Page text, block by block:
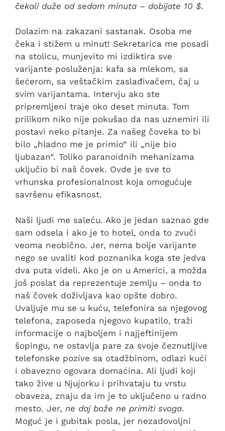
čekali duže od sedam minuta – dobijate 10 $.
Dolazim na zakazani sastanak. Osoba me
čeka i stižem u minut! Sekretarica me posadi
na stolicu, munjevito mi izdiktira sve
varijante posluženja: kafa sa mlekom, sa
šećerom, sa veštačkim zaslađivačem, čaj u
svim varijantama. Intervju ako ste
pripremljeni traje oko deset minuta. Tom
prilikom niko nije pokušao da nas uznemiri ili
postavi neko pitanje. Za našeg čoveka to bi
bilo „hladno me je primio“ ili „nije bio
ljubazan“. Toliko paranoidnih mehanizama
uključio bi naš čovek. Ovde je sve to
vrhunska profesionalnost koja omogućuje
savršenu efikasnost.
Naši ljudi me saleću. Ako je jedan saznao gde
sam odsela i ako je to hotel, onda to zvuči
veoma neobično. Jer, nema bolje varijante
nego se uvaliti kod poznanika koga ste jedva
dva puta videli. Ako je on u Americi, a možda
još poslat da reprezentuje zemlju – onda to
naš čovek doživljava kao opšte dobro.
Uvaljuje mu se u kuću, telefonira sa njegovog
telefona, zaposeda njegovo kupatilo, traži
informacije o najboljem i najjeftinijem
šopingu, ne ostavlja pare za svoje čeznutljive
telefonske pozive sa otadžbinom, odlazi kući
i obavezno ogovara domaćina. Ali ljudi koji
tako žive u Njujorku i prihvataju tu vrstu
obaveza, znaju da im je to uključeno u radno
mesto. Jer, ne daj bože ne primiti svoga.
Moguć je i gubitak posla, jer nezadovoljni